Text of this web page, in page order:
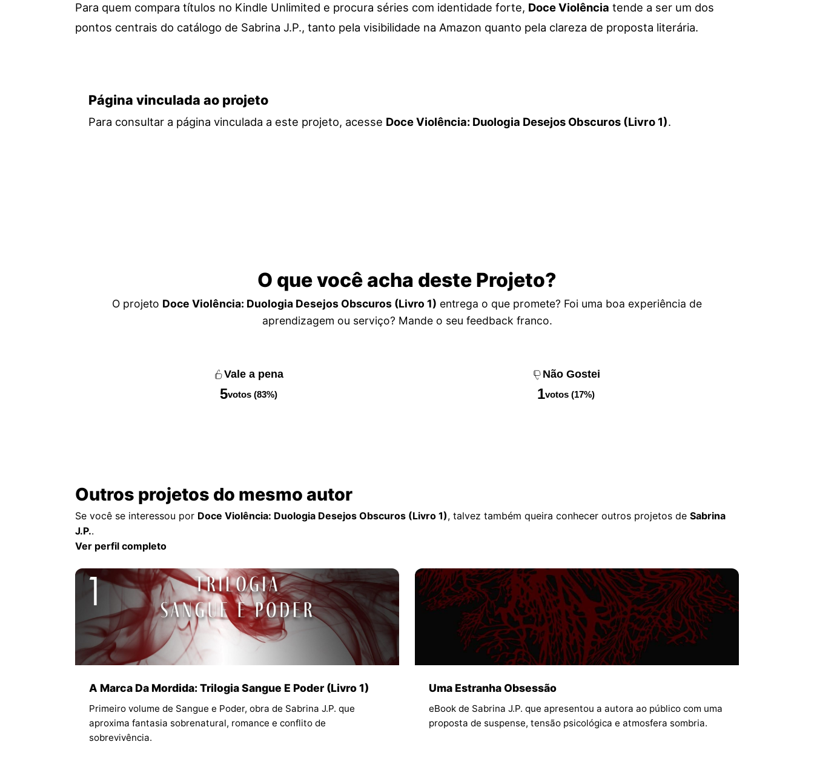
Para quem compara títulos no Kindle Unlimited e procura séries com identidade forte, Doce Violência tende a ser um dos
pontos centrais do catálogo de Sabrina J.P., tanto pela visibilidade na Amazon quanto pela clareza de proposta literária.
Página vinculada ao projeto
Para consultar a página vinculada a este projeto, acesse Doce Violência: Duologia Desejos Obscuros (Livro 1).
O que você acha deste Projeto?
O projeto Doce Violência: Duologia Desejos Obscuros (Livro 1) entrega o que promete? Foi uma boa experiência de
aprendizagem ou serviço? Mande o seu feedback franco.
Vale a pena
5votos (83%)
Não Gostei
1votos (17%)
Outros projetos do mesmo autor
Se você se interessou por Doce Violência: Duologia Desejos Obscuros (Livro 1), talvez também queira conhecer outros projetos de Sabrina
J.P..
Ver perfil completo
A Marca Da Mordida: Trilogia Sangue E Poder (Livro 1)
Primeiro volume de Sangue e Poder, obra de Sabrina J.P. que
aproxima fantasia sobrenatural, romance e conflito de
sobrevivência.
Uma Estranha Obsessão
eBook de Sabrina J.P. que apresentou a autora ao público com uma
proposta de suspense, tensão psicológica e atmosfera sombria.